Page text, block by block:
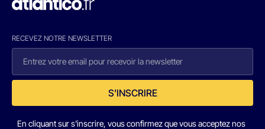
RECEVEZ NOTRE NEWSLETTER
S'INSCRIRE
En cliquant sur s'inscrire, vous confirmez que vous acceptez nos